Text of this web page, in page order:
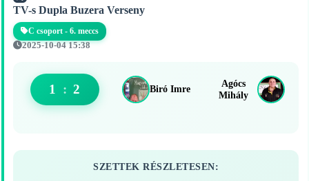
TV-s Dupla Buzera Verseny
C csoport - 6. meccs
2025-10-04 15:38
Biró Imre
1 : 2
Agócs
Mihály
SZETTEK RÉSZLETESEN: